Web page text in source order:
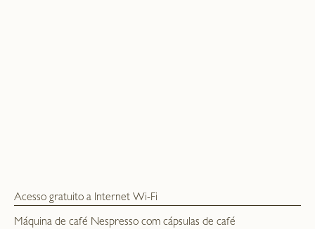
Acesso gratuito a Internet Wi-Fi
Máquina de café Nespresso com cápsulas de café